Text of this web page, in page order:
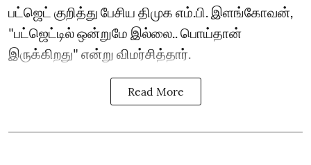
பட்ஜெட் குறித்து பேசிய திமுக எம்.பி. இளங்கோவன்,
"பட்ஜெட்டில் ஒன்றுமே இல்லை.. பொய்தான்
இருக்கிறது" என்று விமர்சித்தார்.
Read More